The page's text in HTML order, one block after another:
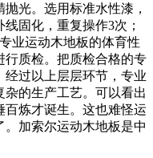
光。选用标准水性漆，
固化，重复操作3次；
业运动木地板的体育性
行质检。把质检合格的专
经过以上层层环节，专业
的生产工艺。可以看出
炼才诞生。这也难怪运
加索尔运动木地板是中